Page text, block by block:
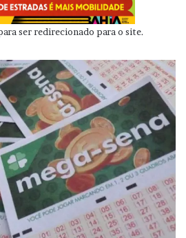
ser redirecionado para o site.